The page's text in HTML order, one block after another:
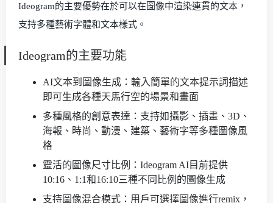
Ideogram的主要優勢在於可以在圖像中渲染連貫的文本，
支持多種藝術字體和文本樣式。
Ideogram的主要功能
AI文本到圖像生成：輸入簡單的文本提示詞描述
即可生成各種天馬行空的場景和畫面
多種風格的創意表達：支持如攝影、插畫、3D、
海報、時尚、動漫、建築、藝術字等多種圖像風
格
靈活的圖像尺寸比例：Ideogram AI目前提供
10:16、1:1和16:10三種不同比例的圖像生成
支持圖像混合模式：用戶可選擇圖像進行remix，